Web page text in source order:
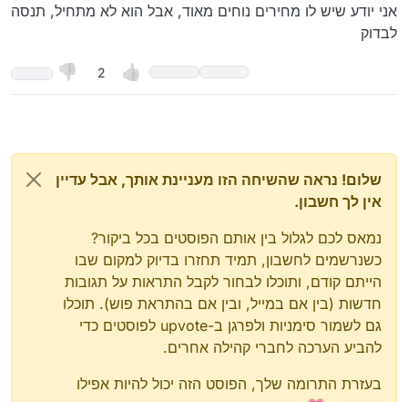
אני יודע שיש לו מחירים נוחים מאוד, אבל הוא לא מתחיל, תנסה
לבדוק
2
שלום! נראה שהשיחה הזו מעניינת אותך, אבל עדיין
אין לך חשבון.
נמאס לכם לגלול בין אותם הפוסטים בכל ביקור?
כשנרשמים לחשבון, תמיד תחזרו בדיוק למקום שבו
הייתם קודם, ותוכלו לבחור לקבל התראות על תגובות
חדשות (בין אם במייל, ובין אם בהתראת פוש). תוכלו
גם לשמור סימניות ולפרגן ב-upvote לפוסטים כדי
להביע הערכה לחברי קהילה אחרים.
בעזרת התרומה שלך, הפוסט הזה יכול להיות אפילו